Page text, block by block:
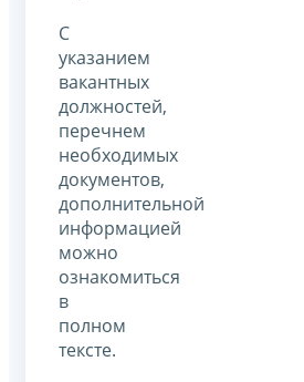
С
указанием
вакантных
должностей,
перечнем
необходимых
документов,
дополнительной
информацией
можно
ознакомиться
в
полном
тексте.